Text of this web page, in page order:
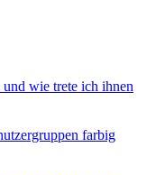
wie trete ich ihnen
farbig